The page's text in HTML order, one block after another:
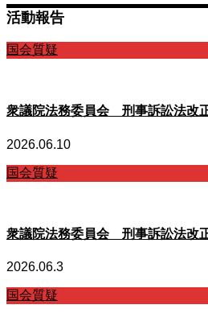
活動報告
国会質疑
衆議院法務委員会 刑事訴訟法改
2026.06.10
国会質疑
衆議院法務委員会 刑事訴訟法改
2026.06.3
国会質疑